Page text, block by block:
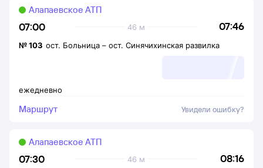
07:00 07:46
46 м
Алапаевское АТП
ежедневно
№103 ост. Больница – ост. Синячихинская развилка
Маршрут Увидели ошибку?
07:30 08:16
46 м
Алапаевское АТП